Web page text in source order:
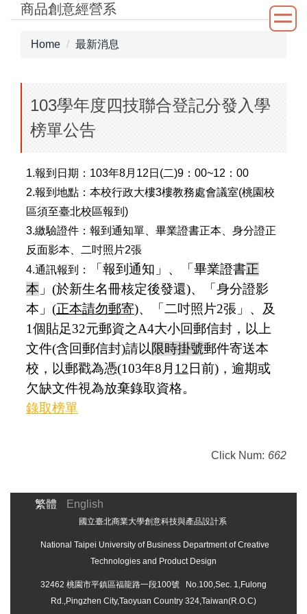
Jump商品創意經營系
Home 最新消息
103學年度四技聯合登記分發入學
榜單公告
1.報到日期：103年8月12日(二)9：00~12：00
2.報到地點：本校行政大樓3樓教務處會議室(桃園校
區須至臺北校區報到)
3.繳驗證件：報到通知單、畢業證書正本、身分證正
反面影本、二吋照片2張
4.通訊報到：
「報到通知」、「畢業證書正
本 」 (於新生名冊核定後發還)、「身分證影
本」 (正本請勿郵寄)、「二吋照片2張」、及
1個貼足32元郵資之A4大小回郵信封，以上
文件(含回郵信封)請以限時掛號郵件寄送本
校，以郵戳為憑(103年8 月 12 日前) ，逾期或
欠缺文件視為放棄錄取資格。
錄取榜單
Click Num: 662
繁體 English
國立臺北商業大學創意科技與產品設計系
National Taipei University of Business Department of Creative
Technologies and Product Design
32462 桃園市平鎮區福龍路一段100號
No.100,Sec. 1,Fulong
Rd.,Pingzhen City,Taoyuan Country 324,Taiwan(R.O.C)